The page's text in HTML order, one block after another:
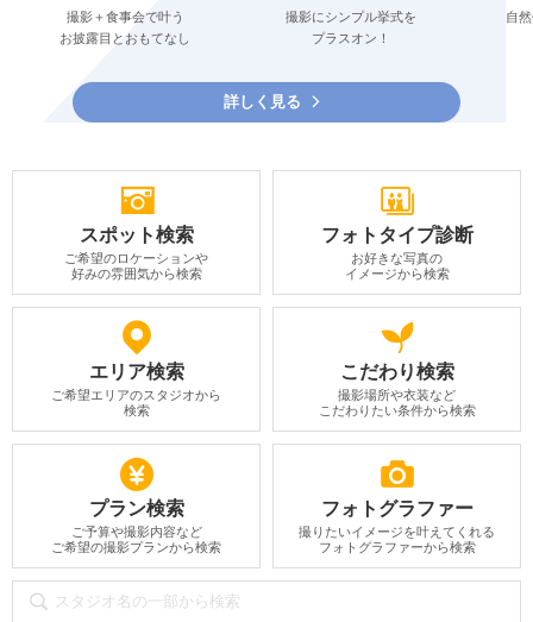
撮影＋食事会で叶う
お披露目とおもてなし
撮影にシンプル挙式を
プラスオン！
自
詳しく見る
スポット検索
ご希望のロケーションや
好みの雰囲気から検索
フォトタイプ診断
お好きな写真の
イメージから検索
エリア検索
ご希望エリアのスタジオから
検索
こだわり検索
撮影場所や衣装など
こだわりたい条件から検索
プラン検索
ご予算や撮影内容など
ご希望の撮影プランから検索
フォトグラファー
撮りたいイメージを叶えてくれる
フォトグラファーから検索